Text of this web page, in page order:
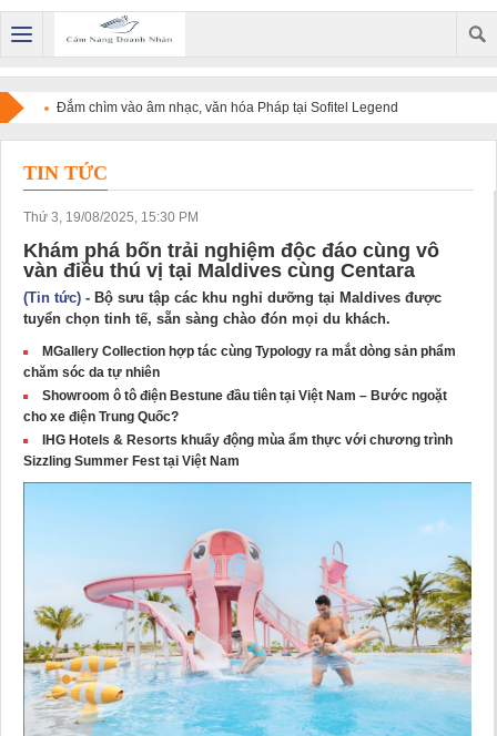
Đắm chìm vào âm nhạc, văn hóa Pháp tại Sofitel Legend
Metropole Hanoi
TIN TỨC
Thứ 3, 19/08/2025, 15:30 PM
Khám phá bốn trải nghiệm độc đáo cùng vô
vàn điều thú vị tại Maldives cùng Centara
(Tin tức) - Bộ sưu tập các khu nghỉ dưỡng tại Maldives được
tuyển chọn tinh tế, sẵn sàng chào đón mọi du khách.
MGallery Collection hợp tác cùng Typology ra mắt dòng sản phẩm
chăm sóc da tự nhiên
Showroom ô tô điện Bestune đầu tiên tại Việt Nam – Bước ngoặt
cho xe điện Trung Quốc?
IHG Hotels & Resorts khuấy động mùa ẩm thực với chương trình
Sizzling Summer Fest tại Việt Nam